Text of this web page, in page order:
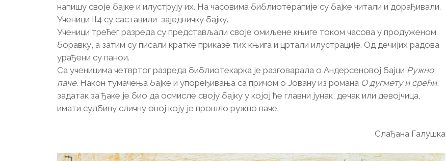
напишу своје бајке и илуструју их. На часовима библиотерапије су бајке читали и дорађивали.
Ученици II4 су саставили заједничку бајку.
Ученици трећег разреда су представљали своје омиљене књиге током часова у продуженом
боравку, а затим су писали кратке приказе тих књига и цртали илустрације. Од дечијих радова
урађени су панои.
Са ученицима четвртог разреда библиотекарка је разговарала о Андерсеновој бајци Ружно
паче. Након тумачења бајке и упоређивања са причом о Јовану из романа О дугмету и срећи,
задатак за ђаке је био да осмисле своју бајку у којој ће главни јунак, дечак или девојчица,
имати судбину сличну оној коју је прошло ружно паче.
Слађана Галушка